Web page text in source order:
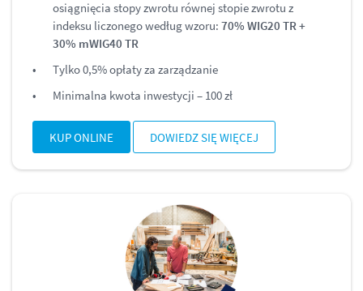
osiągnięcia stopy zwrotu równej stopie zwrotu z
indeksu liczonego według wzoru: 70% WIG20 TR +
30% mWIG40 TR
Tylko 0,5% opłaty za zarządzanie
Minimalna kwota inwestycji – 100 zł
KUP ONLINE DOWIEDZ SIĘ WIĘCEJ